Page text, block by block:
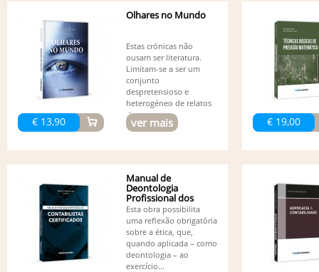
€ 13,90
Olhares no Mundo
Estas crónicas não
ousam ser literatura.
Limitam-se a ser um
conjunto
despretensioso e
heterogéneo de relatos
de...
ver mais € 19,00
Manual de
Deontologia
Profissional dos
Contabilistas...
Esta obra possibilita
uma reflexão obrigatória
sobre a ética, que,
quando aplicada – como
deontologia – ao
exercício...